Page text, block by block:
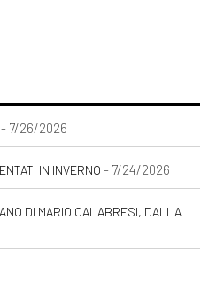
- 7/26/2026
IN INVERNO - 7/24/2026
DI MARIO CALABRESI, DALLA